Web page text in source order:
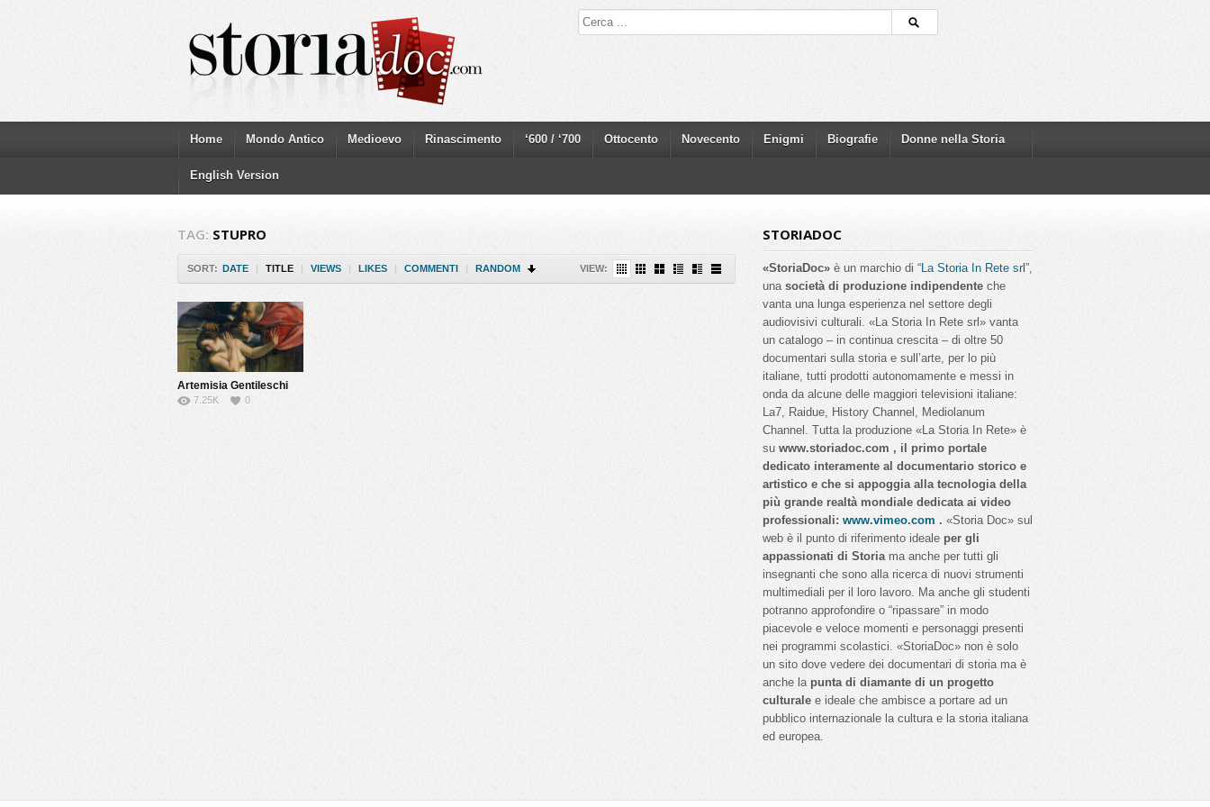
Home Mondo Antico Medioevo Rinascimento ‘600 / ‘700 Ottocento Novecento Enigmi Biografie Donne nella Storia
English Version
TAG: STUPRO
SORT: DATE | TITLE | VIEWS | LIKES | COMMENTI | RANDOM VIEW:
Artemisia Gentileschi
7.25K 0
STORIADOC
«StoriaDoc» è un marchio di “La Storia In Rete srl”,
una società di produzione indipendente che
vanta una lunga esperienza nel settore degli
audiovisivi culturali. «La Storia In Rete srl» vanta
un catalogo – in continua crescita – di oltre 50
documentari sulla storia e sull’arte, per lo più
italiane, tutti prodotti autonomamente e messi in
onda da alcune delle maggiori televisioni italiane:
La7, Raidue, History Channel, Mediolanum
Channel. Tutta la produzione «La Storia In Rete» è
su www.storiadoc.com , il primo portale
dedicato interamente al documentario storico e
artistico e che si appoggia alla tecnologia della
più grande realtà mondiale dedicata ai video
professionali: www.vimeo.com . «Storia Doc» sul
web è il punto di riferimento ideale per gli
appassionati di Storiama anche per tutti gli
insegnanti che sono alla ricerca di nuovi strumenti
multimediali per il loro lavoro. Ma anche gli studenti
potranno approfondire o “ripassare” in modo
piacevole e veloce momenti e personaggi presenti
nei programmi scolastici. «StoriaDoc» non è solo
un sito dove vedere dei documentari di storia ma è
anche la punta di diamante di un progetto
culturale e ideale che ambisce a portare ad un
pubblico internazionale la cultura e la storia italiana
ed europea.